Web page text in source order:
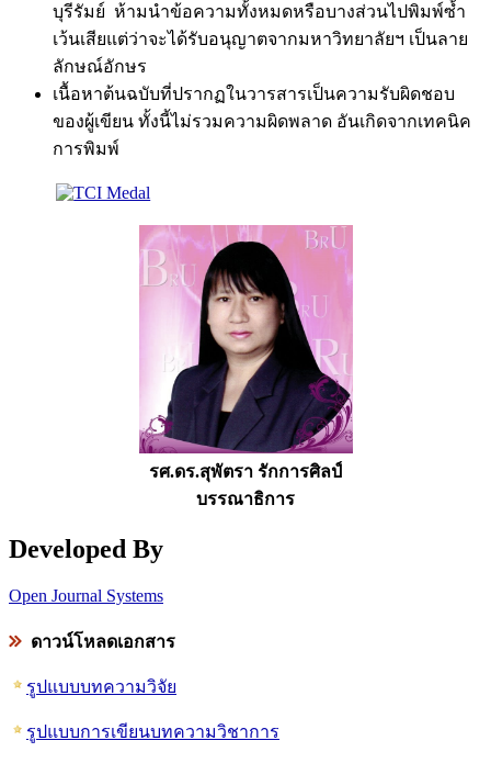
บุรีรัมย์ ห้ามนำข้อความทั้งหมดหรือบางส่วนไปพิมพ์ซ้ำ
เว้นเสียแต่ว่าจะได้รับอนุญาตจากมหาวิทยาลัยฯ เป็นลาย
ลักษณ์อักษร
เนื้อหาต้นฉบับที่ปรากฏในวารสารเป็นความรับผิดชอบ
ของผู้เขียน ทั้งนี้ไม่รวมความผิดพลาด อันเกิดจากเทคนิค
การพิมพ์
รศ.ดร.สุพัตรา รักการศิลป์
บรรณาธิการ
Developed By
Open Journal Systems
ดาวน์โหลดเอกสาร
รูปแบบบทความวิจัย
รูปแบบการเขียนบทความวิชาการ